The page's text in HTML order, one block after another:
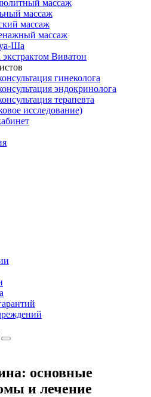
массаж
массаж
массаж
массаж
Ша
Виватон
гинеколога
эндокринолога
терапевта
исследование)
основные
и лечение